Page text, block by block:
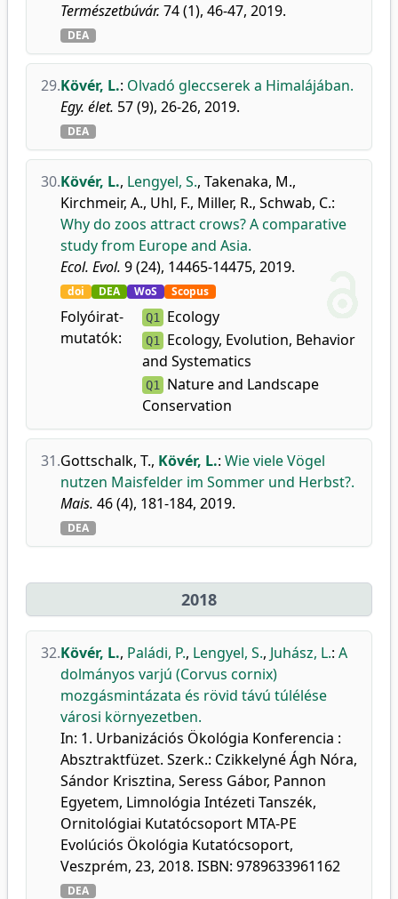
Természetbúvár. 74 (1), 46-47, 2019.
DEA
29.Kövér, L.: Olvadó gleccserek a Himalájában.
Egy. élet. 57 (9), 26-26, 2019.
DEA
30.Kövér, L., Lengyel, S., Takenaka, M.,
Kirchmeir, A., Uhl, F., Miller, R., Schwab, C.:
Why do zoos attract crows? A comparative
study from Europe and Asia.
Ecol. Evol. 9 (24), 14465-14475, 2019.
doi DEA WoS Scopus
Folyóirat-
mutatók:
Q1 Ecology
Q1
Ecology, Evolution, Behavior
and Systematics
Q1
Nature and Landscape
Conservation
31.Gottschalk, T., Kövér, L.: Wie viele Vögel
nutzen Maisfelder im Sommer und Herbst?.
Mais. 46 (4), 181-184, 2019.
DEA
2018
32.Kövér, L., Paládi, P., Lengyel, S., Juhász, L.: A
dolmányos varjú (Corvus cornix)
mozgásmintázata és rövid távú túlélése
városi környezetben.
In: 1. Urbanizációs Ökológia Konferencia :
Absztraktfüzet. Szerk.: Czikkelyné Ágh Nóra,
Sándor Krisztina, Seress Gábor, Pannon
Egyetem, Limnológia Intézeti Tanszék,
Ornitológiai Kutatócsoport MTA-PE
Evolúciós Ökológia Kutatócsoport,
Veszprém, 23, 2018. ISBN: 9789633961162
DEA